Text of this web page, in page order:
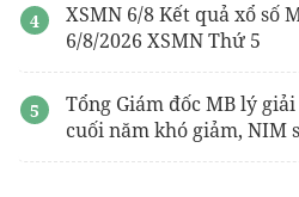
XSMN 6/8 Kết quả xổ số
6/8/2026 XSMN Thứ 5
Tổng Giám đốc MB lý
cuối năm khó giảm, NIM